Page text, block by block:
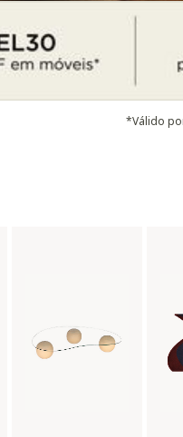
*Válido